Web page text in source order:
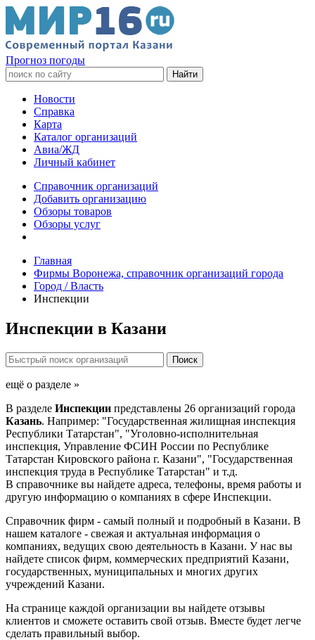
Прогноз погоды
Новости
Справка
Карта
Каталог организаций
Авиа/ЖД
Личный кабинет
Справочник организаций
Добавить организацию
Обзоры товаров
Обзоры услуг
Главная
Фирмы Воронежа, справочник организаций города
Город / Власть
Инспекции
Инспекции в Казани
ещё о разделе »
В разделе Инспекции представлены 26 организаций города
Казань. Например: "Государственная жилищная инспекция
Республики Татарстан", "Уголовно-исполнительная
инспекция, Управление ФСИН России по Республике
Татарстан Кировского района г. Казани", "Государственная
инспекция труда в Республике Татарстан" и т.д.
В справочнике вы найдете адреса, телефоны, время работы и
другую информацию о компаниях в сфере Инспекции.
Справочник фирм - самый полный и подробный в Казани. В
нашем каталоге - свежая и актуальная информация о
компаниях, ведущих свою деятельность в Казани. У нас вы
найдете список фирм, коммерческих предприятий Казани,
государственных, муниципальных и многих других
учреждений Казани.
На странице каждой организации вы найдете отзывы
клиентов и сможете оставить свой отзыв. Вместе будет легче
сделать правильный выбор.